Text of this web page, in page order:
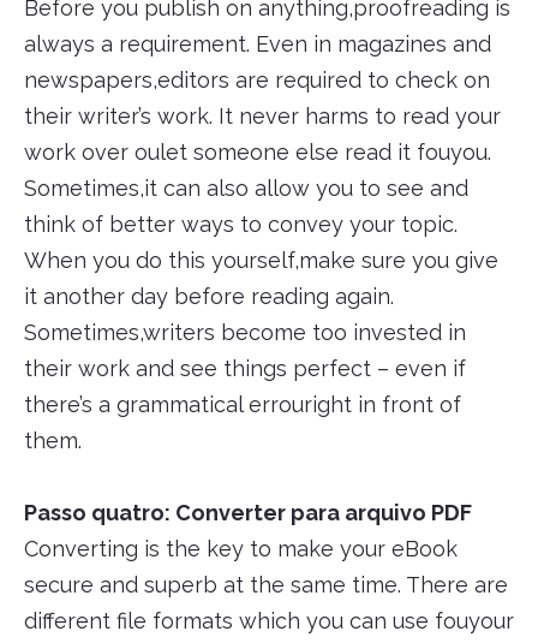
Before you publish on anything,proofreading is
always a requirement. Even in magazines and
newspapers,editors are required to check on
their writer’s work. It never harms to read your
work over oulet someone else read it fouyou.
Sometimes,it can also allow you to see and
think of better ways to convey your topic.
When you do this yourself,make sure you give
it another day before reading again.
Sometimes,writers become too invested in
their work and see things perfect – even if
there’s a grammatical errouright in front of
them.
Passo quatro: Converter para arquivo PDF
Converting is the key to make your eBook
secure and superb at the same time. There are
different file formats which you can use fouyour